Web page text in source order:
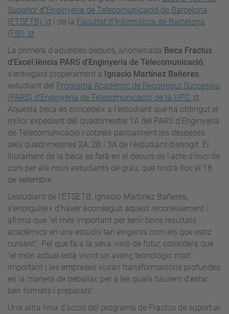
Superior d‟Enginyeria de Telecomunicació de Barcelona
(ETSETB)
i de la Facultat d'Informàtica de Barcelona
(FIB)
La primera d'aquestes beques, anomenada Beca Fractus
d'Excel·lència PARS d'Enginyeria de Telecomunicació,
s'entregarà properament a Ignacio Martínez Bañeres,
estudiant del Programa Acadèmic de Recorregut Successiu
(PARS) d'Enginyeria de Telecomunicació de la UPC
.
Aquesta beca es concedeix a l'estudiant que ha obtingut el
millor expedient del quadrimestre 1A del PARS d'Enginyeria
de Telecomunicació i cobreix parcialment les despeses
dels quadrimestres 2A, 2B i 3A de l'estudiant distingit. El
lliurament de la beca es farà en el decurs de l'acte d'inici de
curs per als nous estudiants de grau, que tindrà lloc el 18
de setembre.
L'estudiant de l'ETSETB, Ignacio Martínez Bañeres,
s'enorgulleix d'haver aconseguit aquest reconeixement i
afirma que “el més important per tenir bons resultats
acadèmics en uns estudis tan exigents com els que estic
cursant”. Pel que fa a la seva visió de futur, considera que
“el món actual està vivint un avenç tecnològic molt
important i les empreses viuran transformacions profundes
en la manera de treballar, per a les quals haurem d'estar
ben formats i preparats”.
Una altra línia d'acció del programa de Fractus de suport al